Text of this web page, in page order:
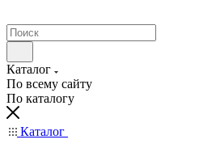
Каталог
По всему сайту
По каталогу
Каталог